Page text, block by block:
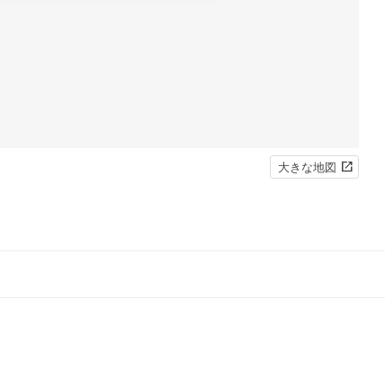
大きな地図